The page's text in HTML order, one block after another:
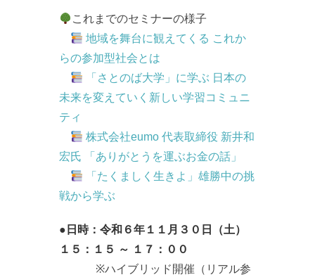
これまでのセミナーの様子
地域を舞台に観えてくる これか
らの参加型社会とは
「さとのば大学」に学ぶ 日本の
未来を変えていく新しい学習コミュニ
ティ
株式会社eumo 代表取締役 新井和
宏氏 「ありがとうを運ぶお金の話」
「たくましく生きよ」雄勝中の挑
戦から学ぶ
●日時：令和６年１１月３０日（土）
１５：１５ ～ １７：００
※ハイブリッド開催（リアル参